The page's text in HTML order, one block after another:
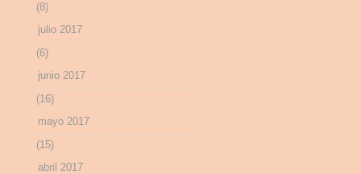
(8)
julio 2017
(6)
junio 2017
(16)
mayo 2017
(15)
abril 2017